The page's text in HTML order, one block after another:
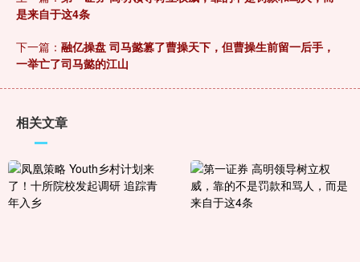
是来自于这4条
下一篇： 融亿操盘 司马懿篡了曹操天下，但曹操生前留一后手，
一举亡了司马懿的江山
相关文章